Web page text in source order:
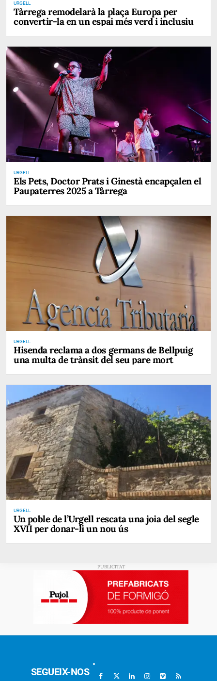
URGELL
Tàrrega remodelarà la plaça Europa per
convertir-la en un espai més verd i inclusiu
URGELL
Els Pets, Doctor Prats i Ginestà encapçalen el
Paupaterres 2025 a Tàrrega
URGELL
Hisenda reclama a dos germans de Bellpuig
una multa de trànsit del seu pare mort
URGELL
Un poble de l’Urgell rescata una joia del segle
XVII per donar-li un nou ús
SEGUEIX-NOS